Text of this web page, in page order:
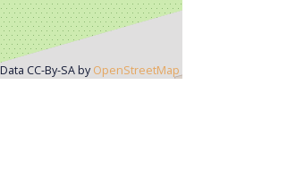
Data CC-By-SA by OpenStreetMap